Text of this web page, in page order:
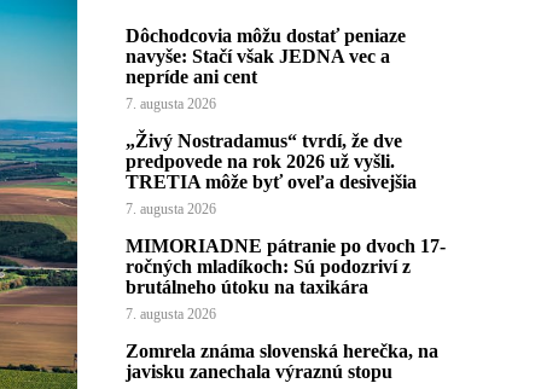
Dôchodcovia môžu dostať peniaze
navyše: Stačí však JEDNA vec a
nepríde ani cent
7. augusta 2026
„Živý Nostradamus“ tvrdí, že dve
predpovede na rok 2026 už vyšli.
TRETIA môže byť oveľa desivejšia
7. augusta 2026
MIMORIADNE pátranie po dvoch 17-
ročných mladíkoch: Sú podozriví z
brutálneho útoku na taxikára
7. augusta 2026
Zomrela známa slovenská herečka, na
javisku zanechala výraznú stopu